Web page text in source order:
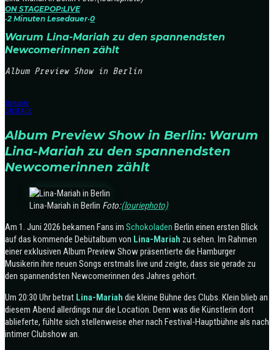
ON STAGEPOP:LIVE
·2 Minuten Lesedauer·0
Warum Lina-Mariah zu den spannendsten
Newcomerinnen zählt
Album Preview Show in Berlin
Startseite
ON STAGE
Album Preview Show in Berlin: Warum
Lina-Mariah zu den spannendsten
Newcomerinnen zählt
Lina-Mariah in Berlin Foto:(louriephoto)
Am 1. Juni 2026 bekamen Fans im Schokoladen Berlin einen ersten Blick
auf das kommende Debütalbum von Lina-Mariah zu sehen. Im Rahmen
einer exklusiven Album Preview Show präsentierte die Hamburger
Musikerin ihre neuen Songs erstmals live und zeigte, dass sie gerade zu
den spannendsten Newcomerinnen des Jahres gehört.
Um 20:30 Uhr betrat Lina-Mariah die kleine Bühne des Clubs. Klein blieb an
diesem Abend allerdings nur die Location. Denn was die Künstlerin dort
ablieferte, fühlte sich stellenweise eher nach Festival-Hauptbühne als nach
intimer Clubshow an.